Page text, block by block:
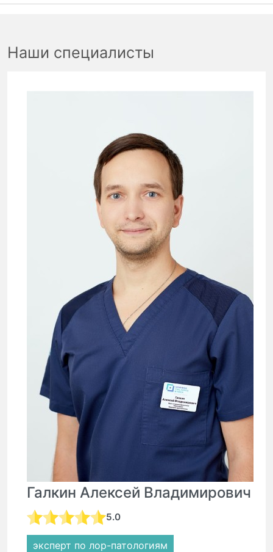
Наши специалисты
Галкин Алексей Владимирович
5.0
эксперт по лор-патологиям